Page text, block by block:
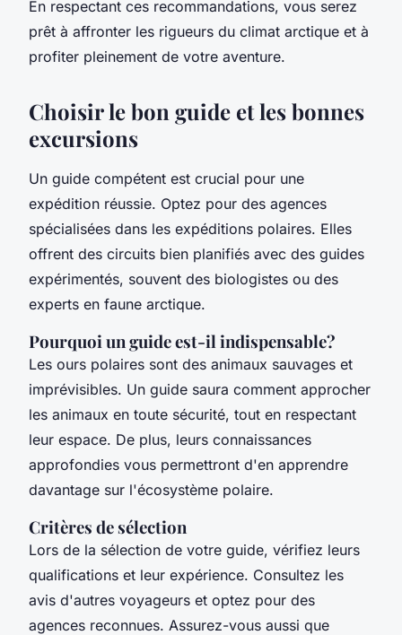
En respectant ces recommandations, vous serez
prêt à affronter les rigueurs du climat arctique et à
profiter pleinement de votre aventure.
Choisir le bon guide et les bonnes
excursions
Un guide compétent est crucial pour une
expédition réussie. Optez pour des agences
spécialisées dans les expéditions polaires. Elles
offrent des circuits bien planifiés avec des guides
expérimentés, souvent des biologistes ou des
experts en faune arctique.
Pourquoi un guide est-il indispensable?
Les ours polaires sont des animaux sauvages et
imprévisibles. Un guide saura comment approcher
les animaux en toute sécurité, tout en respectant
leur espace. De plus, leurs connaissances
approfondies vous permettront d'en apprendre
davantage sur l'écosystème polaire.
Critères de sélection
Lors de la sélection de votre guide, vérifiez leurs
qualifications et leur expérience. Consultez les
avis d'autres voyageurs et optez pour des
agences reconnues. Assurez-vous aussi que